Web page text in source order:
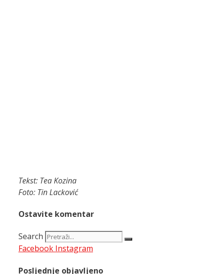
Tekst: Tea Kozina
Foto: Tin Lacković
Ostavite komentar
Search
Facebook Instagram
Posljednje objavljeno